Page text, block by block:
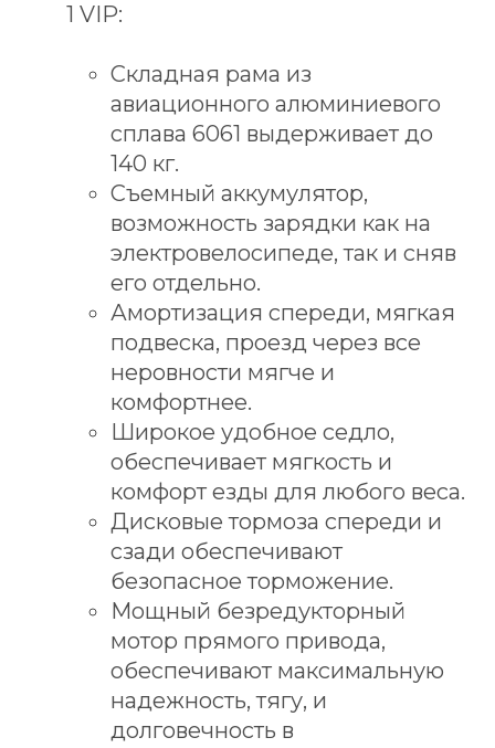
1 VIP:
Складная рама из
авиационного алюминиевого
сплава 6061 выдерживает до
140 кг.
Съемный аккумулятор,
возможность зарядки как на
электровелосипеде, так и сняв
его отдельно.
Амортизация спереди, мягкая
подвеска, проезд через все
неровности мягче и
комфортнее.
Широкое удобное седло,
обеспечивает мягкость и
комфорт езды для любого веса.
Дисковые тормоза спереди и
сзади обеспечивают
безопасное торможение.
Мощный безредукторный
мотор прямого привода,
обеспечивают максимальную
надежность, тягу, и
долговечность в